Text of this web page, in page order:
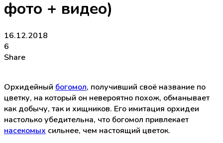
фото + видео)
16.12.2018
6
Share
Орхидейный богомол, получивший своё название по
цветку, на который он невероятно похож, обманывает
как добычу, так и хищников. Его имитация орхидеи
настолько убедительна, что богомол привлекает
насекомых сильнее, чем настоящий цветок.